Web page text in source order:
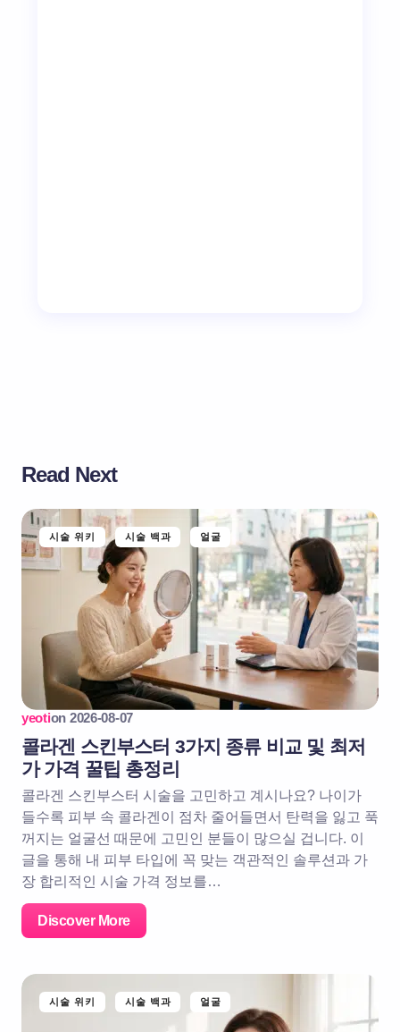
Read Next
시술 위키 시술 백과 얼굴
yeotion 2026-08-07
콜라겐 스킨부스터 3가지 종류 비교 및 최저
가 가격 꿀팁 총정리
콜라겐 스킨부스터 시술을 고민하고 계시나요? 나이가
들수록 피부 속 콜라겐이 점차 줄어들면서 탄력을 잃고 푹
꺼지는 얼굴선 때문에 고민인 분들이 많으실 겁니다. 이
글을 통해 내 피부 타입에 꼭 맞는 객관적인 솔루션과 가
장 합리적인 시술 가격 정보를…
Discover More
시술 위키 시술 백과 얼굴